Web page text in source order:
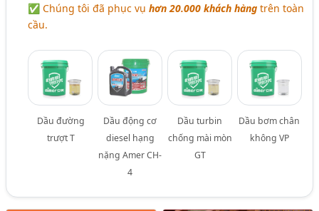
✅ Chúng tôi đã phục vụhơn 20.000 khách hàng trên toàn
cầu.
Dầu đường
trượt T
Dầu động cơ
diesel hạng
nặng Amer CH-
4
Dầu turbin
chống mài mòn
GT
Dầu bơm chân
không VP